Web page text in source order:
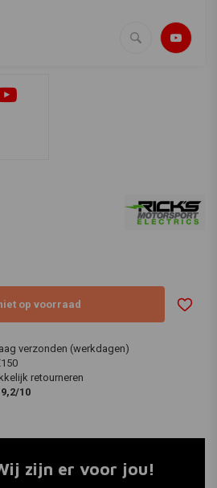
op voorraad
verzonden (werkdagen)
retourneren
10
zijn er voor jou!